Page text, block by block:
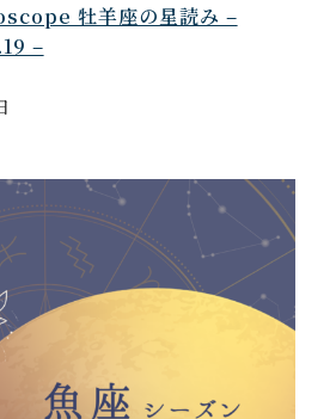
牡羊座の星読み –
–